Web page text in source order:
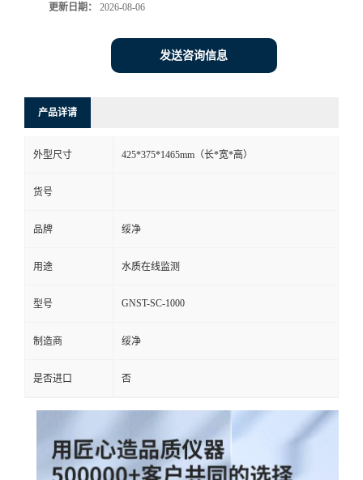
更新日期： 2026-08-06
发送咨询信息
产品详请
外型尺寸 425*375*1465mm（长*宽*高）
货号
品牌 绥净
用途 水质在线监测
型号 GNST-SC-1000
制造商 绥净
是否进口 否